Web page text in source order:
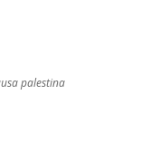
palestina